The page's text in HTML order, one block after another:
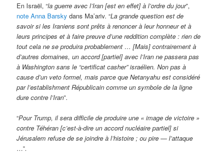
En Israël, “la guerre avec l’Iran [est en effet] à l’ordre du jour”,
note Anna Barsky dans Ma’ariv. “La grande question est de
savoir si les Iraniens sont prêts à renoncer à leur honneur et à
leurs principes et à faire preuve d’une reddition complète : rien de
tout cela ne se produira probablement … [Mais] contrairement à
d’autres domaines, un accord [partiel] avec l’Iran ne passera pas
à Washington sans le “certificat casher” israélien. Non pas à
cause d’un veto formel, mais parce que Netanyahu est considéré
par l’establishment Républicain comme un symbole de la ligne
dure contre l’Iran”.
“Pour Trump, il sera difficile de produire une « image de victoire »
contre Téhéran [c’est-à-dire un accord nucléaire partiel] si
Jérusalem refuse de se joindre à l’histoire ; ou pire — l’attaque
…”.